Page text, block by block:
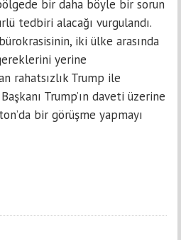
bir daha böyle bir sorun
tedbiri alacağı vurgulandı.
iki ülke arasında
yerine
rahatsızlık Trump ile
Trump’ın daveti üzerine
bir görüşme yapmayı